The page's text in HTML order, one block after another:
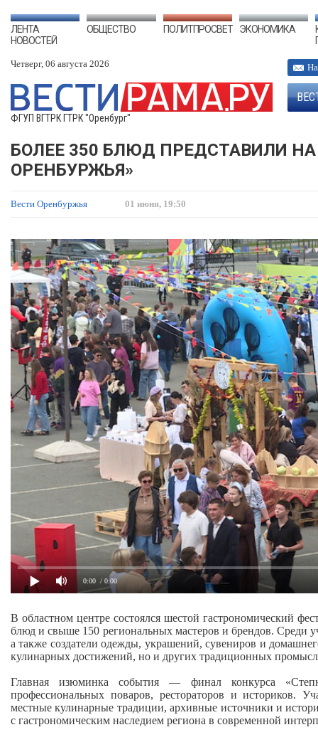
ЛЕНТА
НОВОСТЕЙ
ОБЩЕСТВО ПОЛИТПРОСВЕТ ЭКОНОМИКА
Четверг, 06 августа 2026
ФГУП ВГТРК ГТРК "Оренбург"
БОЛЕЕ 350 БЛЮД ПРЕДСТАВИЛИ
ОРЕНБУРЖЬЯ»
Вести Оренбуржья 01 июня, 19:50
0:00 / 0:00
В областном центре состоялся шестой гастрономический
блюд и свыше 150 региональных мастеров и брендов. Среди
а также создатели одежды, украшений, сувениров и
кулинарных достижений, но и других традиционных
Главная изюминка события — финал конкурса
профессиональных поваров, рестораторов и историков.
местные кулинарные традиции, архивные источники и
с гастрономическим наследием региона в современной